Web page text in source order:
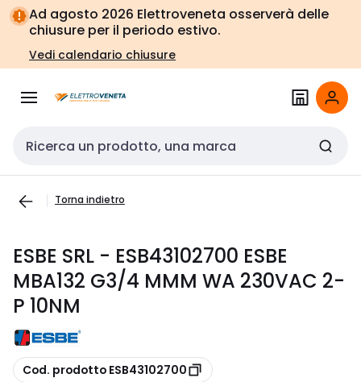
Vai alla
navigazione
Vai
alla
pagina
Ad agosto 2026 Elettroveneta osserverà delle
chiusure per il periodo estivo.
Vedi calendario chiusure
Cerca input
Torna indietro
ESBE SRL - ESB43102700 ESBE
MBA132 G3/4 MMM WA 230VAC 2-
P 10NM
copia
Cod. prodotto ESB43102700